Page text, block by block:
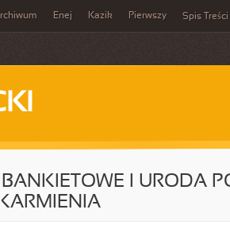
Enej Kazik Pierwszy Spis Treści
I URODA